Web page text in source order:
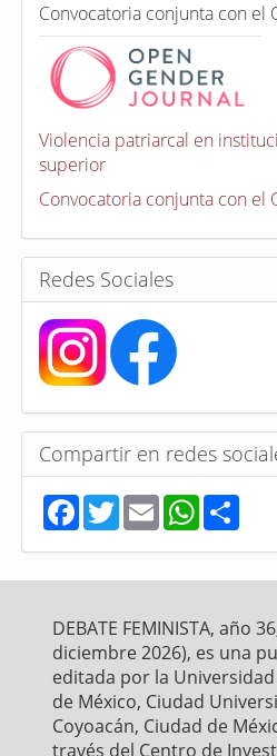
n
C
o
o
a
t
o
r
a
s
Convocatoria conjunta con el
Violencia patriarcal en
superior
Convocatoria conjunta con el
Redes Sociales
Compartir en redes
F
a
e
b
k
T
w
t
t
E
m
i
l
W
h
t
s
p
S
h
r
e
DEBATE FEMINISTA, año
diciembre 2026), es una
editada por la
de México, Ciudad
Coyoacán, Ciudad de
través del Centro de